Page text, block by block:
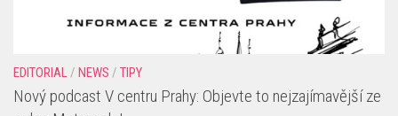
EDITORIAL/ NEWS / TIPY
Nový podcast V centru Prahy: Objevte to nejzajímavější ze